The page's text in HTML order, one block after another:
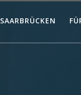
SAARBRÜCKEN